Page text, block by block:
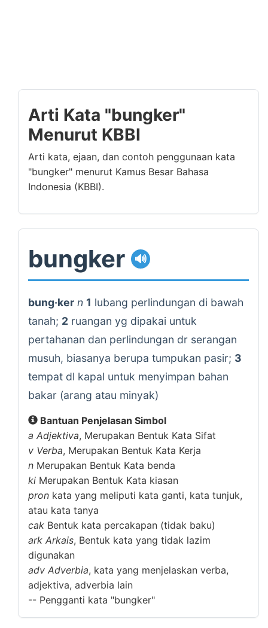
Arti Kata "bungker"
Menurut KBBI
Arti kata, ejaan, dan contoh penggunaan kata
"bungker" menurut Kamus Besar Bahasa
Indonesia (KBBI).
bungker 🔊
bung·ker n 1 lubang perlindungan di bawah
tanah; 2 ruangan yg dipakai untuk
pertahanan dan perlindungan dr serangan
musuh, biasanya berupa tumpukan pasir; 3
tempat dl kapal untuk menyimpan bahan
bakar (arang atau minyak)
Bantuan Penjelasan Simbol
a Adjektiva, Merupakan Bentuk Kata Sifat
v Verba, Merupakan Bentuk Kata Kerja
n Merupakan Bentuk Kata benda
ki Merupakan Bentuk Kata kiasan
pron kata yang meliputi kata ganti, kata tunjuk,
atau kata tanya
cak Bentuk kata percakapan (tidak baku)
ark Arkais, Bentuk kata yang tidak lazim
digunakan
adv Adverbia, kata yang menjelaskan verba,
adjektiva, adverbia lain
-- Pengganti kata "bungker"